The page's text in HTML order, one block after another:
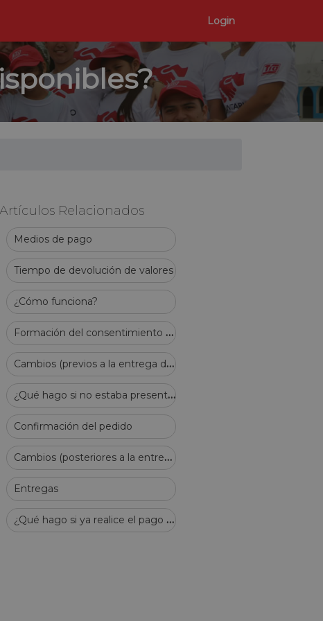
Login
Artículos Relacionados
Medios de pago
Tiempo de devolución de valores
¿Cómo funciona?
F
ormación del consentimiento y validación de los contratos celebrados en este sitio
C
ambios (previos a la entrega de mercadería)
¿
Qué hago si no estaba presente en el momento de la entrega?
Confirmación del pedido
C
ambios (posteriores a la entregar de mercadería)
Entregas
¿
Qué hago si ya realice el pago de mi pedido y no recibí el correo de confirmación?